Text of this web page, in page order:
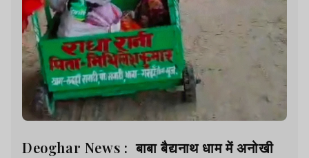
Deoghar News : बाबा बैद्यनाथ धाम में अनोखी